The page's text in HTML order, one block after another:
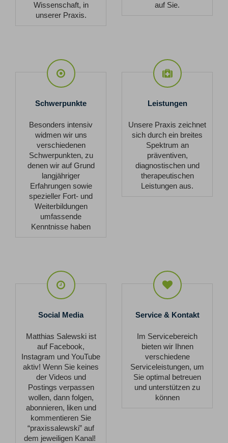
Wissenschaft, in
unserer Praxis.
auf Sie.
Schwerpunkte
Schwerpunkte
Besonders intensiv
widmen wir uns
verschiedenen
Schwerpunkten, zu
denen wir auf Grund
langjähriger
Erfahrungen sowie
spezieller Fort- und
Weiterbildungen
umfassende
Kenntnisse haben
Leistungen
Leistungen
Unsere Praxis zeichnet
sich durch ein breites
Spektrum an
präventiven,
diagnostischen und
therapeutischen
Leistungen aus.
Social
Media
Social Media
Matthias Salewski ist
auf Facebook,
Instagram und YouTube
aktiv! Wenn Sie keines
der Videos und
Postings verpassen
wollen, dann folgen,
abonnieren, liken und
kommentieren Sie
“praxissalewski” auf
dem jeweiligen Kanal!
Service
&
Service & Kontakt
Im Servicebereich
bieten wir Ihnen
verschiedene
Serviceleistungen, um
Sie optimal betreuen
und unterstützen zu
können